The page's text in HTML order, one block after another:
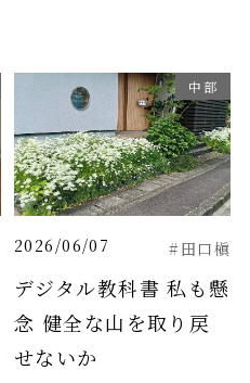
中部
2026/06/07 #田口槇
デジタル教科書 私も懸
念 健全な山を取り戻
せないか